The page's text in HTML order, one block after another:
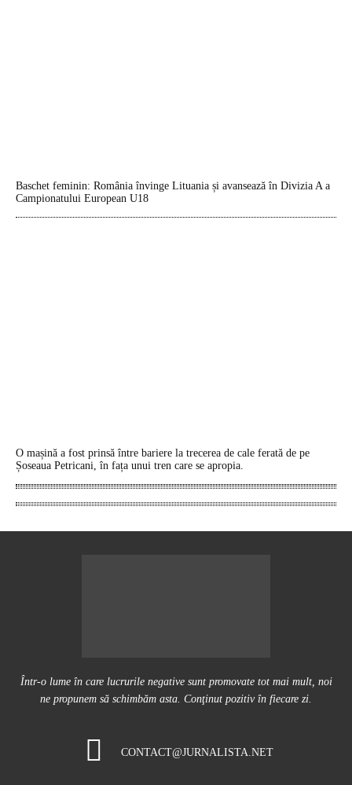
Baschet feminin: România învinge Lituania și avansează în Divizia A a
Campionatului European U18
O mașină a fost prinsă între bariere la trecerea de cale ferată de pe
Șoseaua Petricani, în fața unui tren care se apropia.
Într-o lume în care lucrurile negative sunt promovate tot mai mult, noi
ne propunem să schimbăm asta. Conţinut pozitiv în fiecare zi.
CONTACT@JURNALISTA.NET